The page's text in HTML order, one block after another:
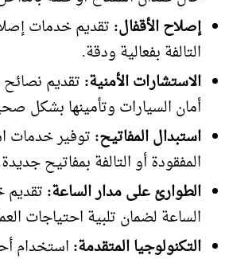
إصلاح الأقفال: تقديم خدمات
التالفة بفعالية ودقة.
الاستشارات الأمنية: تقديم
أمان السيارات وتأمينها بشكل
استبدال المفاتيح: توفير خدمات
المفقودة أو التالفة بمفاتيح
الطوارئ على مدار الساعة: تقديم
الساعة لضمان تلبية احتياجات
التكنولوجيا المتقدمة: استخدام